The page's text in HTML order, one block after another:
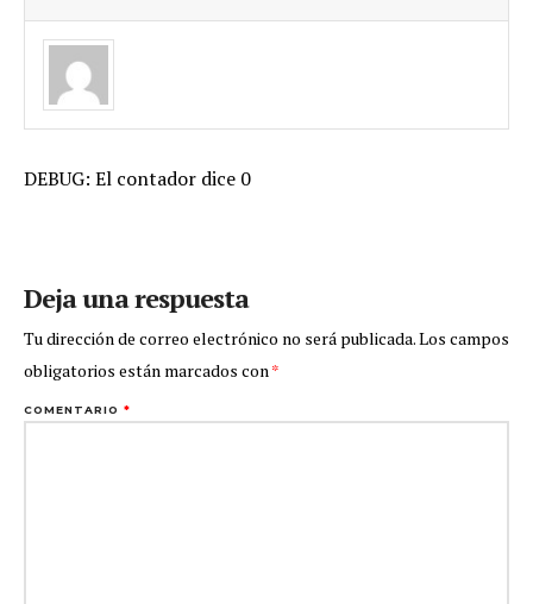
DEBUG: El contador dice 0
Deja una respuesta
Tu dirección de correo electrónico no será publicada.Los campos
obligatorios están marcados con*
COMENTARIO *